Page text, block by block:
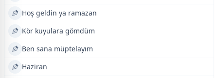
Hoş geldin ya ramazan
Kör kuyulara gömdüm
Ben sana müptelayım
Haziran